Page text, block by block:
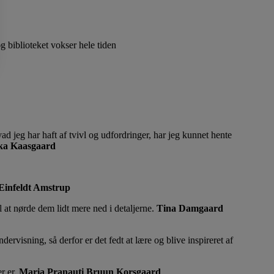
biblioteket vokser hele tiden
jeg har haft af tvivl og udfordringer, har jeg kunnet hente
Kaasgaard
Amstrup
nørde dem lidt mere ned i detaljerne. Tina Damgaard
så derfor er det fedt at lære og blive inspireret af
er. Maria Pranauti Bruun Korsgaard